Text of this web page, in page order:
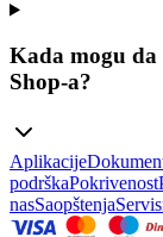
Kada mogu
Shop-a?
Aplikacije
podrškaPokrivenost
nasSaopštenja